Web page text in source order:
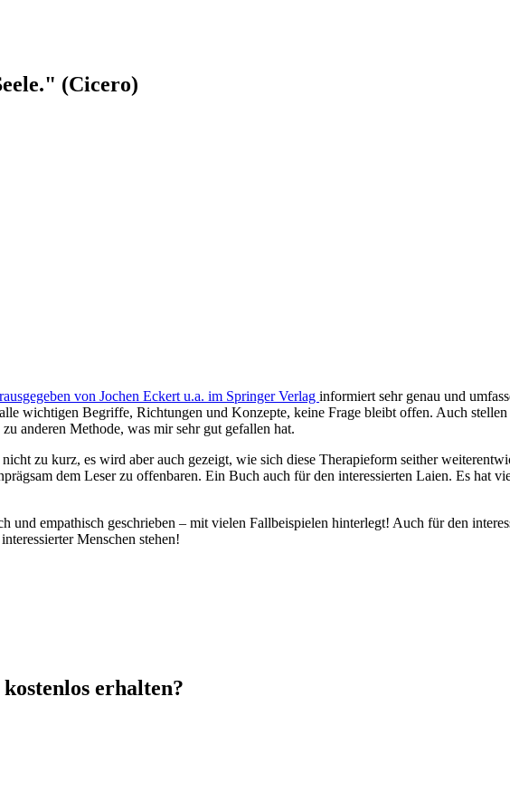
(Cicero)
von Jochen Eckert u.a. im Springer Verlag informiert sehr genau und
wichtigen Begriffe, Richtungen und Konzepte, keine Frage bleibt offen. Auch
anderen Methode, was mir sehr gut gefallen hat.
zu kurz, es wird aber auch gezeigt, wie sich diese Therapieform seither
dem Leser zu offenbaren. Ein Buch auch für den interessierten Laien. Es hat
und empathisch geschrieben – mit vielen Fallbeispielen hinterlegt! Auch für den
Menschen stehen!
erhalten?